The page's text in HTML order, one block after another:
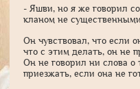
- Яшви, но я же говорил
кланом не
Он чувствовал, что если
что с этим делать, он не
Он не говорил ни слова о
приезжать, если она не